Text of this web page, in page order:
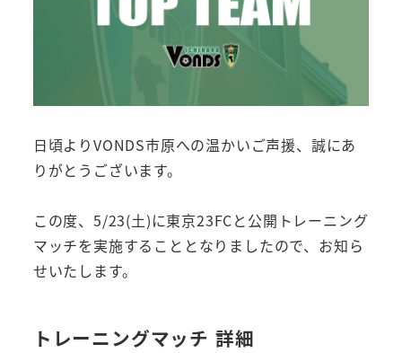
日頃よりVONDS市原への温かいご声援、誠にあ
りがとうございます。
この度、5/23(土)に東京23FCと公開トレーニング
マッチを実施することとなりましたので、お知ら
せいたします。
トレーニングマッチ 詳細